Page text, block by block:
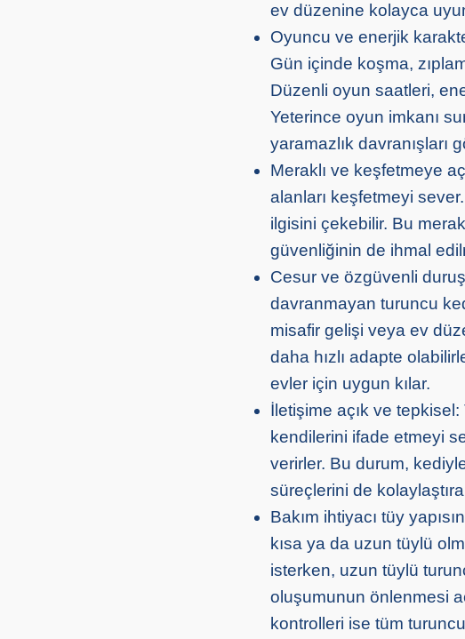
ev düzenine kolayca
Oyuncu ve enerjik
Gün içinde koşma,
Düzenli oyun saatleri,
Yeterince oyun imkanı
yaramazlık davranışları
Meraklı ve keşfetmeye
alanları keşfetmeyi
ilgisini çekebilir. Bu
güvenliğinin de ihmal
Cesur ve özgüvenli
davranmayan turuncu
misafir gelişi veya ev
daha hızlı adapte
evler için uygun kılar.
İletişime açık ve
kendilerini ifade etmeyi
verirler. Bu durum,
süreçlerini de
Bakım ihtiyacı tüy
kısa ya da uzun tüylü
isterken, uzun tüylü
oluşumunun önlenmesi
kontrolleri ise tüm